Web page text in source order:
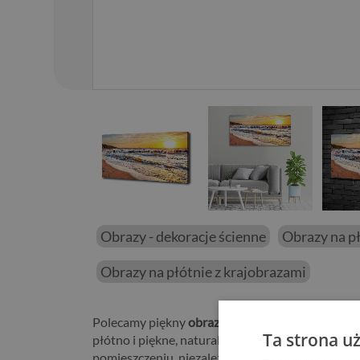
/ 15
Obrazy - dekoracje ścienne Obrazy na
Obrazy na płótnie z krajobrazami
Polecamy pięknyobraz na płótnie canvas Zachód
płótno i piękne, naturalne barwy. Piękny motyw
Ta strona